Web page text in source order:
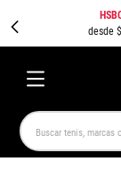
desde
Buscar tenis,